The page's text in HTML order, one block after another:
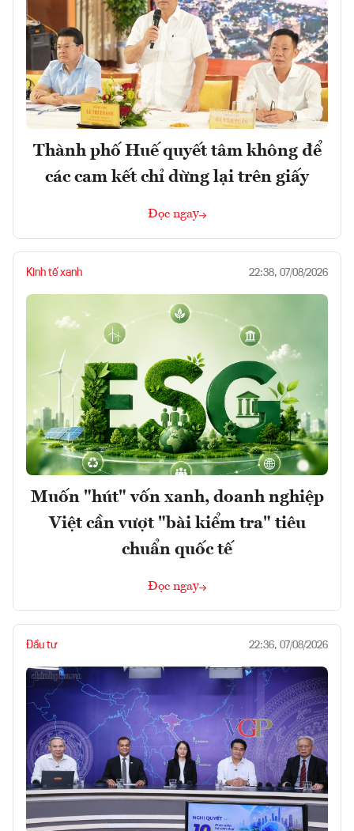
Thành phố Huế quyết tâm không để
các cam kết chỉ dừng lại trên giấy
Đọc ngay
Kinh tế xanh 22:38, 07/08/2026
Muốn "hút" vốn xanh, doanh nghiệp
Việt cần vượt "bài kiểm tra" tiêu
chuẩn quốc tế
Đọc ngay
Đầu tư 22:36, 07/08/2026